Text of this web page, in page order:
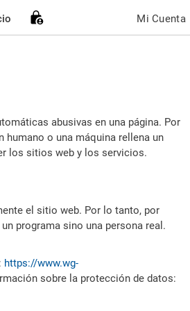
Mi Cuenta
abusivas en una página. Por
o una máquina rellena un
los sitios web y los servicios.
el sitio web. Por lo tanto, por
programa sino una persona real.
https://www.wg-
sobre la protección de datos: